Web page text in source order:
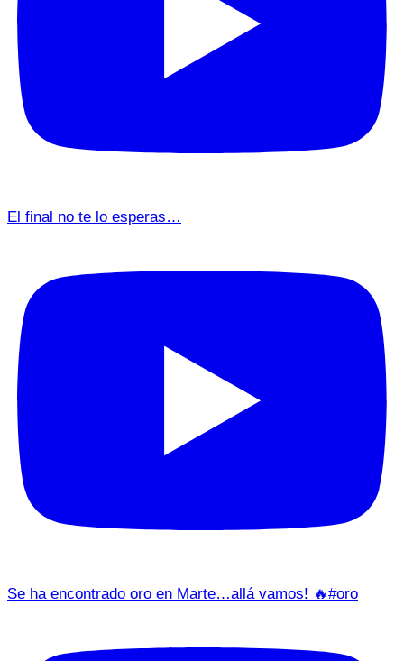
El final no te lo esperas…
Se ha encontrado oro en Marte…allá vamos! 🔥#oro